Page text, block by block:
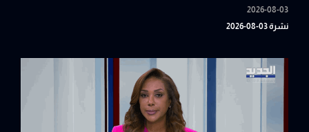
2026-08-03
نشرة 03-08-2026